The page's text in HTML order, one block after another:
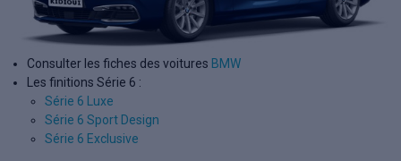
Consulter les fiches des voitures BMW
Les finitions Série 6 :
Série 6 Luxe
Série 6 Sport Design
Série 6 Exclusive